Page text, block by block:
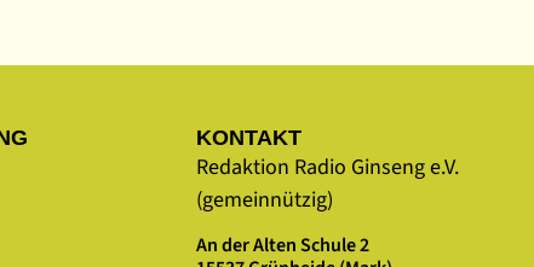
KONTAKT
Redaktion Radio Ginseng e.V.
(gemeinnützig)
An der Alten Schule 2